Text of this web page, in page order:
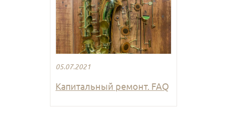
05.07.2021
Капитальный ремонт. FAQ